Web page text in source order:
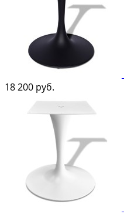
18 200 руб.